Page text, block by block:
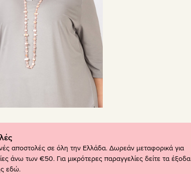
αποστολές σε όλη την Ελλάδα. Δωρεάν μεταφορικά για
άνω των €50. Για μικρότερες παραγγελίες δείτε τα έξοδα
εδώ.